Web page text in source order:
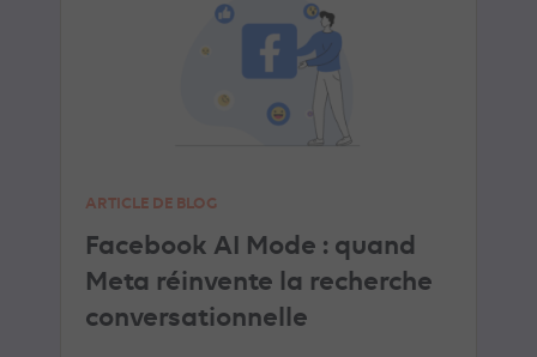
ARTICLE DE BLOG
Facebook AI Mode : quand
Meta réinvente la recherche
conversationnelle